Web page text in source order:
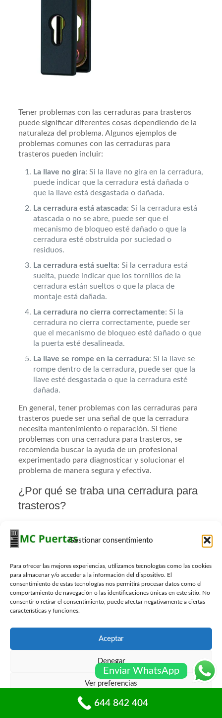
Gestionar consentimiento
Para ofrecer las mejores experiencias, utilizamos tecnologías como las cookies
para almacenar y/o acceder a la información del dispositivo. El
consentimiento de estas tecnologías nos permitirá procesar datos como el
comportamiento de navegación o las identificaciones únicas en este sitio. No
consentir o retirar el consentimiento, puede afectar negativamente a ciertas
características y funciones.
Aceptar
Denegar
Ver preferencias
Política de cookiesPolíticas de privacidad
Tener problemas con las cerraduras para trasteros
puede significar diferentes cosas dependiendo de la
naturaleza del problema. Algunos ejemplos de
problemas comunes con las cerraduras para
trasteros pueden incluir:
La llave no gira: Si la llave no gira en la cerradura,
puede indicar que la cerradura está dañada o
que la llave está desgastada o dañada.
La cerradura está atascada: Si la cerradura está
atascada o no se abre, puede ser que el
mecanismo de bloqueo esté dañado o que la
cerradura esté obstruida por suciedad o
residuos.
La cerradura está suelta: Si la cerradura está
suelta, puede indicar que los tornillos de la
cerradura están sueltos o que la placa de
montaje está dañada.
La cerradura no cierra correctamente: Si la
cerradura no cierra correctamente, puede ser
que el mecanismo de bloqueo esté dañado o que
la puerta esté desalineada.
La llave se rompe en la cerradura: Si la llave se
rompe dentro de la cerradura, puede ser que la
llave esté desgastada o que la cerradura esté
dañada.
En general, tener problemas con las cerraduras para
trasteros puede ser una señal de que la cerradura
necesita mantenimiento o reparación. Si tiene
problemas con una cerradura para trasteros, se
recomienda buscar la ayuda de un profesional
experimentado para diagnosticar y solucionar el
problema de manera segura y efectiva.
¿Por qué se traba una cerradura para
trasteros?
trasteros puede trabarse. Algunas de las razones más
comunes incluyen:
Desgaste: El desgaste normal de una cerradura
con el tiempo puede hacer que se trabe y deje de
funcionar correctamente.
Suciedad y residuos: La acumulación de
suciedad y residuos en la cerradura puede
Desalineación de la puerta
cerradura se trabe y no funcione correctamente.
: El mecanismo interno de la
cerradura puede bloquearse debido a un objeto
Clima extremo: El clima extremo puede afectar
Enviar WhatsApp
644 842 404